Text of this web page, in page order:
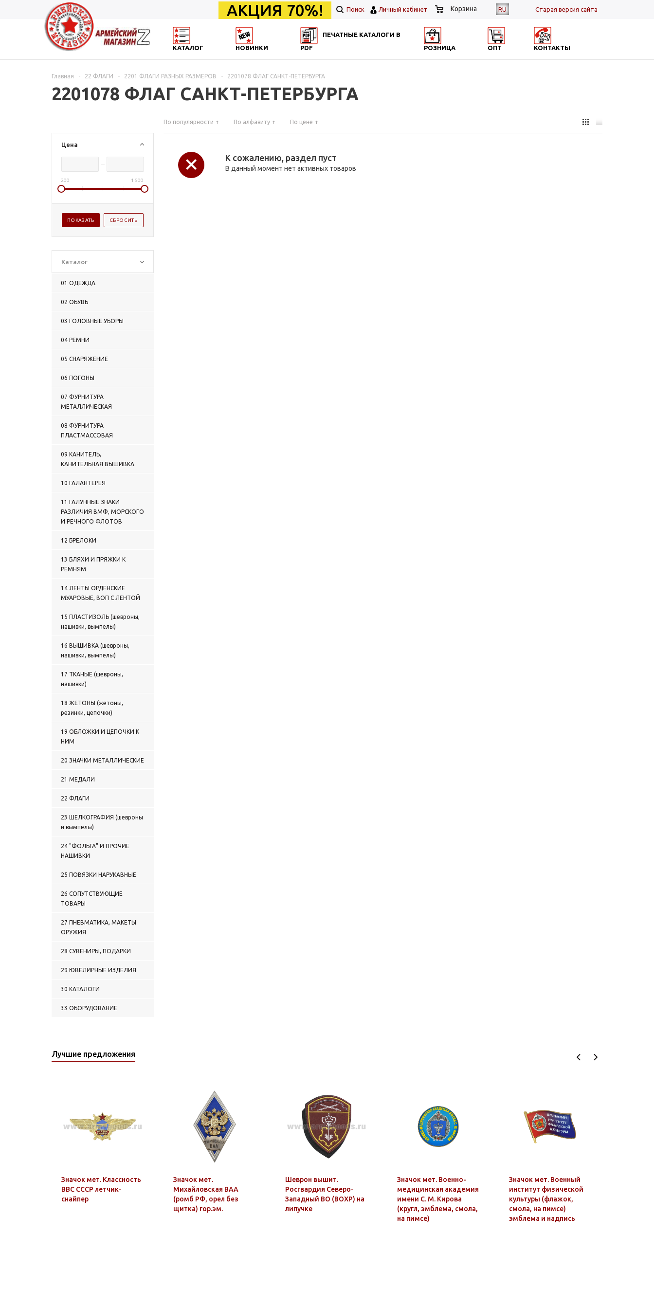
RU Cтарая версия сайта
АКЦИЯ 70%! Поиск Личный кабинет Корзина
КАТАЛОГ НОВИНКИ
ПЕЧАТНЫЕ КАТАЛОГИ В
PDF
РОЗНИЦА ОПТ КОНТАКТЫ
Главная - 22 ФЛАГИ - 2201 ФЛАГИ РАЗНЫХ РАЗМЕРОВ - 2201078 ФЛАГ САНКТ-ПЕТЕРБУРГА
2201078 ФЛАГ САНКТ-ПЕТЕРБУРГА
Цена
200 1 500
Каталог
01 ОДЕЖДА
02 ОБУВЬ
03 ГОЛОВНЫЕ УБОРЫ
04 РЕМНИ
05 СНАРЯЖЕНИЕ
06 ПОГОНЫ
07 ФУРНИТУРА
МЕТАЛЛИЧЕСКАЯ
08 ФУРНИТУРА
ПЛАСТМАССОВАЯ
09 КАНИТЕЛЬ,
КАНИТЕЛЬНАЯ ВЫШИВКА
10 ГАЛАНТЕРЕЯ
11 ГАЛУННЫЕ ЗНАКИ
РАЗЛИЧИЯ ВМФ, МОРСКОГО
И РЕЧНОГО ФЛОТОВ
12 БРЕЛОКИ
13 БЛЯХИ И ПРЯЖКИ К
РЕМНЯМ
14 ЛЕНТЫ ОРДЕНСКИЕ
МУАРОВЫЕ, ВОП С ЛЕНТОЙ
15 ПЛАСТИЗОЛЬ (шевроны,
нашивки, вымпелы)
16 ВЫШИВКА (шевроны,
нашивки, вымпелы)
17 ТКАНЫЕ (шевроны,
нашивки)
18 ЖЕТОНЫ (жетоны,
резинки, цепочки)
19 ОБЛОЖКИ И ЦЕПОЧКИ К
НИМ
20 ЗНАЧКИ МЕТАЛЛИЧЕСКИЕ
21 МЕДАЛИ
22 ФЛАГИ
23 ШЕЛКОГРАФИЯ (шевроны
и вымпелы)
24 "ФОЛЬГА" И ПРОЧИЕ
НАШИВКИ
25 ПОВЯЗКИ НАРУКАВНЫЕ
26 СОПУТСТВУЮЩИЕ
ТОВАРЫ
27 ПНЕВМАТИКА, МАКЕТЫ
ОРУЖИЯ
28 СУВЕНИРЫ, ПОДАРКИ
29 ЮВЕЛИРНЫЕ ИЗДЕЛИЯ
30 КАТАЛОГИ
33 ОБОРУДОВАНИЕ
По популярности По алфавиту По цене
К сожалению, раздел пуст
В данный момент нет активных товаров
Лучшие предложения
Значок мет. Классность
ВВС СССР летчик-
снайпер
Значок мет.
Михайловская ВАА
(ромб РФ, орел без
щитка) гор.эм.
Шеврон вышит.
Росгвардия Северо-
Западный ВО (ВОХР) на
липучке
Значок мет. Военно-
медицинская академия
имени С. М. Кирова
(кругл, эмблема, смола,
на пимсе)
Значок мет. Военный
институт физической
культуры (флажок,
смола, на пимсе)
эмблема и надпись